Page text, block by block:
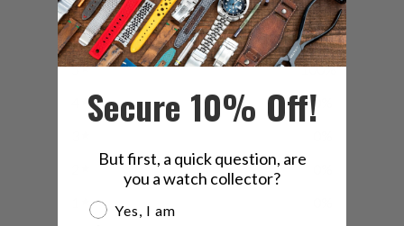
/ 55 reviews
5 100%
0
Secure 10% Off!
But first, a quick question, are
you a watch collector?
Are you a watch collector?
Yes, I am